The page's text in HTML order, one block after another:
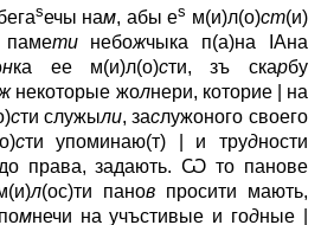
sечы нам, абы еs м(и)л(о)ст(и)
ти небожчыка п(а)на IAна
нка ее м(и)л(о)сти, зъ скарбу
некоторые жолнери, которие | на
сти служыли, заслужоного своего
сти yпоминаю(т) | и трудности
права, задають. Ѡ то панове
л(ос)ти пановпросити мають,
мнечи на yчъстивые и годные |